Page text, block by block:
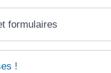
formulaires
!